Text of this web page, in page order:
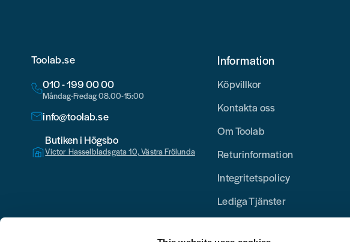
Toolab.se
010 - 199 00 00
Måndag-Fredag 08.00-15:00
info@toolab.se
Butiken i Högsbo
Victor Hasselbladsgata 10, Västra Frölunda
Information
Köpvillkor
Kontakta oss
Om Toolab
Returinformation
Integritetspolicy
Lediga Tjänster